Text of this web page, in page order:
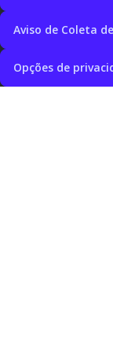
Aviso de Coleta
Opções de